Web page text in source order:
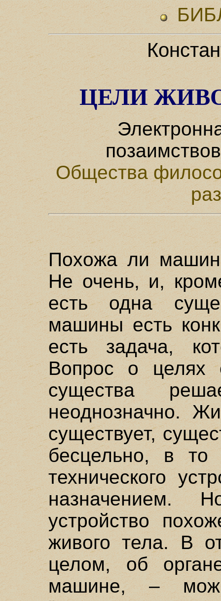
ЦЕЛИ
Общества
Похожа ли
Не очень, и,
есть одна
машины есть
есть задача,
Вопрос о целях
существа
неоднозначно.
существует,
бесцельно, в
технического
назначением.
устройство
живого тела. В
целом, об
машине, –